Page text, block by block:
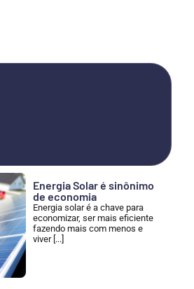
Energia Solar é sinônimo
de economia
Energia solar é a chave para
economizar, ser mais eficiente
fazendo mais com menos e
viver [...]